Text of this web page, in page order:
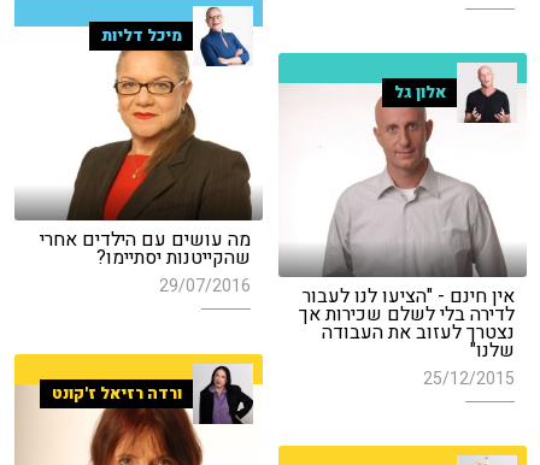
מיכל דליות
מה עושים עם הילדים אחרי
שהקייטנות יסתיימו?
29/07/2016
אלון גל
אין חינם - "הציעו לנו לעבור
לדירה בלי לשלם שכירות אך
נצטרך לעזוב את העבודה
שלנו"
25/12/2015
ורדה רזיאל ז'קונט